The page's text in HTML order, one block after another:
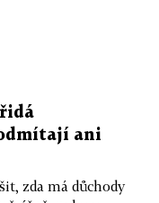
ani
zda má důchody